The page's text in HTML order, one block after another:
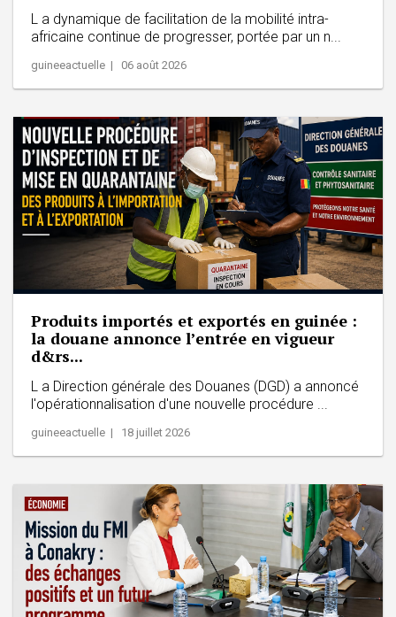
L a dynamique de facilitation de la mobilité intra-
africaine continue de progresser, portée par un n...
guineeactuelle | 06 août 2026
Produits importés et exportés en guinée :
la douane annonce l’entrée en vigueur
d&rs...
L a Direction générale des Douanes (DGD) a annoncé
l'opérationnalisation d'une nouvelle procédure ...
guineeactuelle | 18 juillet 2026